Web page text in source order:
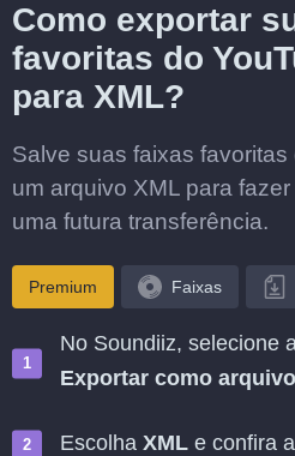
Como exportar
favoritas do
para XML?
Salve suas faixas
um arquivo XML para
uma futura transferência.
Premium Faixas
No Soundiiz, selecione
Exportar como arquivo
Escolha XML e confira